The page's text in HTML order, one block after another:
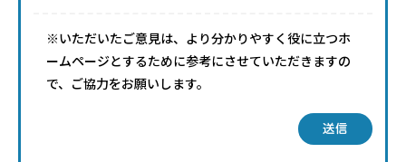
※いただいたご意見は、より分かりやすく役に立つホ
ームページとするために参考にさせていただきますの
で、ご協力をお願いします。
送信